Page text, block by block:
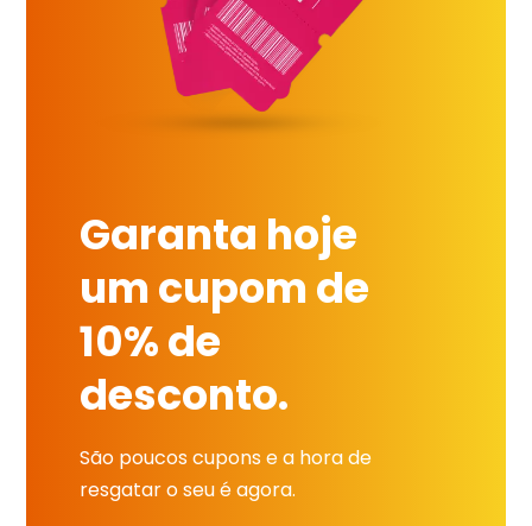
Garanta hoje
um cupom de
10% de
desconto.
São poucos cupons e a hora de
resgatar o seu é agora.